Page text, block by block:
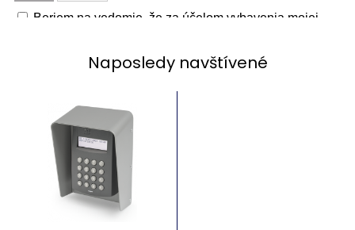
Naposledy navštívené